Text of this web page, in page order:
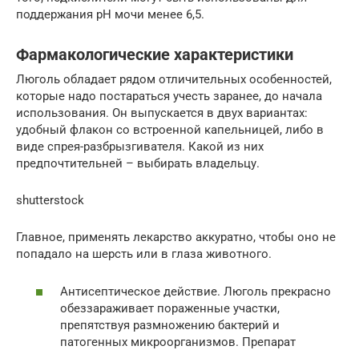
поддержания рН мочи менее 6,5.
Фармакологические характеристики
Люголь обладает рядом отличительных особенностей,
которые надо постараться учесть заранее, до начала
использования. Он выпускается в двух вариантах:
удобный флакон со встроенной капельницей, либо в
виде спрея-разбрызгивателя. Какой из них
предпочтительней – выбирать владельцу.
shutterstock
Главное, применять лекарство аккуратно, чтобы оно не
попадало на шерсть или в глаза животного.
Антисептическое действие. Люголь прекрасно
обеззараживает пораженные участки,
препятствуя размножению бактерий и
патогенных микроорганизмов. Препарат